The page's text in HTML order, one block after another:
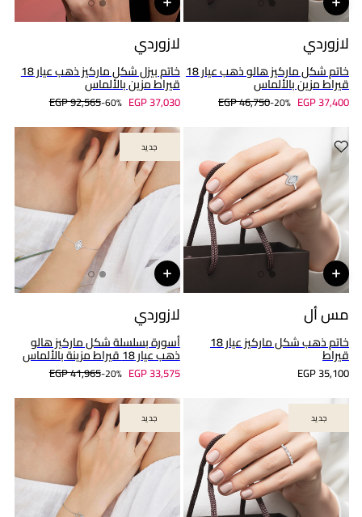
لازوردي
خاتم شكل ماركيز هالو ذهب عيار 18
قيراط مزين بالألماس
EGP 46,750 20%- EGP 37,400
لازوردي
خاتم بيزل شكل ماركيز ذهب عيار 18
قيراط مزين بالألماس
EGP 92,565 60%- EGP 37,030
مس أل
خاتم ذهب شكل ماركيز عيار 18
قيراط
EGP 35,100
جديد
جديد
لازوردي
أسورة بسلسلة شكل ماركيز هالو
ذهب عيار 18 قيراط مزينة بالألماس
EGP 41,965 20%- EGP 33,575
جديد
جديد جديد
جديد